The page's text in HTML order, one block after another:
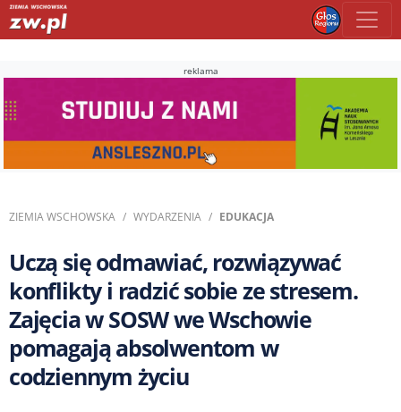
reklama
ZIEMIA WSCHOWSKA WYDARZENIA EDUKACJA
Uczą się odmawiać, rozwiązywać
konflikty i radzić sobie ze stresem.
Zajęcia w SOSW we Wschowie
pomagają absolwentom w
codziennym życiu